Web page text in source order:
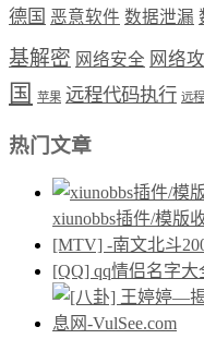
德国 恶意软件 数据泄漏
基解密 网络安全 网络
国
苹果 远程代码执行 远
热门文章
xiunobbs插件/模版
[MTV] -南文北斗
[QQ] qq情侣名字大